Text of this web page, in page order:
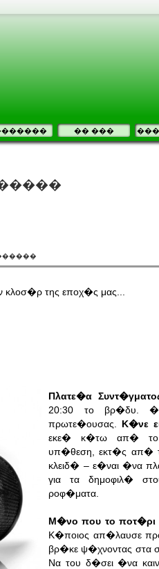
�� ���
κλοσ�ρ της εποχ�ς μας...
Πλατε�α
20:30 το βρ�δυ.
πρωτε�ουσας. Κ�νε
εκε� κ�τω απ� το
υπ�θεση, εκτ�ς απ�
κλειδ� – ε�ναι �να
για τα δημοφιλ�
ροφ�ματα.
Μ�νο που το ποτ�ρι
Κ�ποιος απ�λαυσε
βρ�κε ψ�χνοντας στα
Να του δ�σει �να